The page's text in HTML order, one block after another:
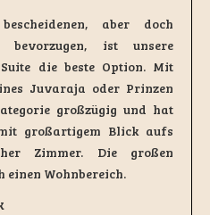
aber doch
bevorzugen, ist unsere
die beste Option. Mit
Juvaraja oder Prinzen
großzügig und hat
großartigem Blick aufs
Zimmer. Die großen
einen Wohnbereich.